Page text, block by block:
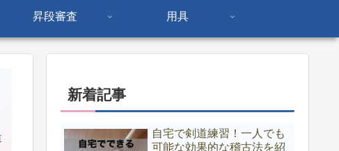
昇段審査 用具
新着記事
自宅で剣道練習！一人でも
可能な効果的な稽古法を紹